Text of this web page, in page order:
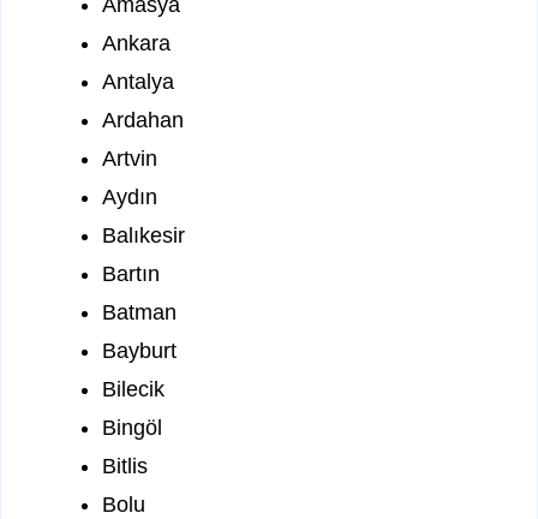
Amasya
Ankara
Antalya
Ardahan
Artvin
Aydın
Balıkesir
Bartın
Batman
Bayburt
Bilecik
Bingöl
Bitlis
Bolu